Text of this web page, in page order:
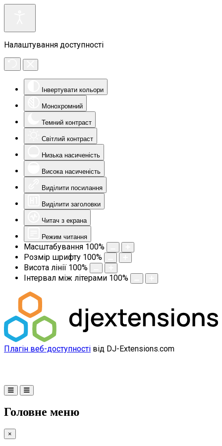
Налаштування доступності
Інвертувати кольори
Монохромний
Темний контраст
Світлий контраст
Низька насиченість
Висока насиченість
Виділити посилання
Виділити заголовки
Читач з екрана
Режим читання
Масштабування 100%
Розмір шрифту 100%
Висота лінії 100%
Інтервал між літерами 100%
Плагін веб-доступності від DJ-Extensions.com
Головне меню
×